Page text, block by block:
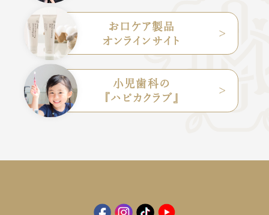
お口ケア製品
オンラインサイト
小児歯科の
『ハピカクラブ』